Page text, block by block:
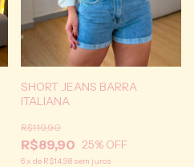
SHORT JEANS BARRA
ITALIANA
R$89,90
R$119,90
25% OFF
6 x de R$14,98 sem juros